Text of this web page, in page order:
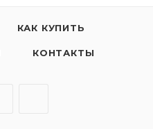
КАК КУПИТЬ
КОНТАКТЫ